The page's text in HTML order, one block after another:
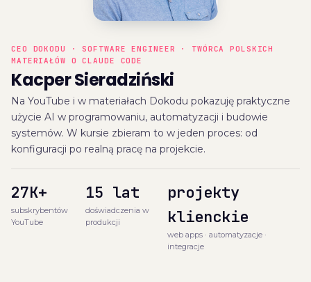
CEO DOKODU · SOFTWARE ENGINEER · TWÓRCA POLSKICH
MATERIAŁÓW O CLAUDE CODE
Kacper Sieradziński
Na YouTube i w materiałach Dokodu pokazuję praktyczne
użycie AI w programowaniu, automatyzacji i budowie
systemów. W kursie zbieram to w jeden proces: od
konfiguracji po realną pracę na projekcie.
27K+
subskrybentów
YouTube
15 lat
doświadczenia w
produkcji
projekty
klienckie
web apps · automatyzacje ·
integracje